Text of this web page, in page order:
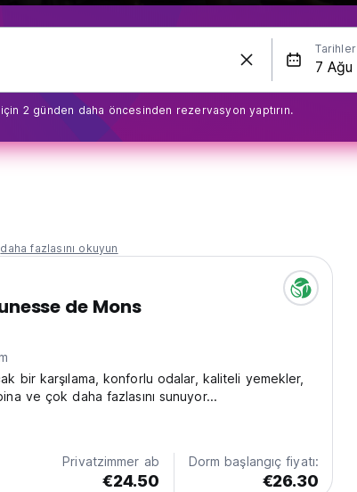
Tarihler
2 günden daha öncesinden rezervasyon yaptırın.
daha fazlasını okuyun
de Mons
bir karşılama, konforlu odalar, kaliteli yemekler,
ve çok daha fazlasını sunuyor...
Privatzimmer ab
€24.50
Dorm başlangıç fiyatı:
€26.30